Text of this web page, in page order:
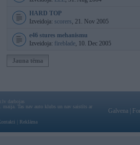
HARD TOP
Izveidoja: scorers, 21. Nov 2005
e46 stures mehanismu
Izveidoja: fireblade, 10. Dec 2005
Jauna tēma
darbojas
maija. Tas nav auto klubs un nav saistīts ar
Reklāma
Galvena